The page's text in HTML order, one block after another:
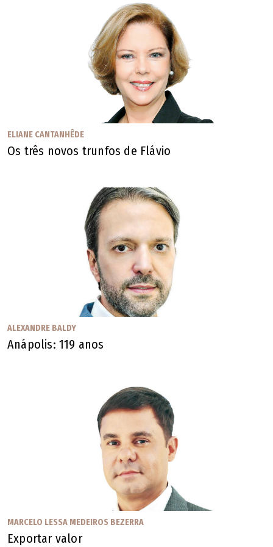
ELIANE CANTANHÊDE
Os três novos trunfos de Flávio
ALEXANDRE BALDY
Anápolis: 119 anos
MARCELO LESSA MEDEIROS BEZERRA
Exportar valor